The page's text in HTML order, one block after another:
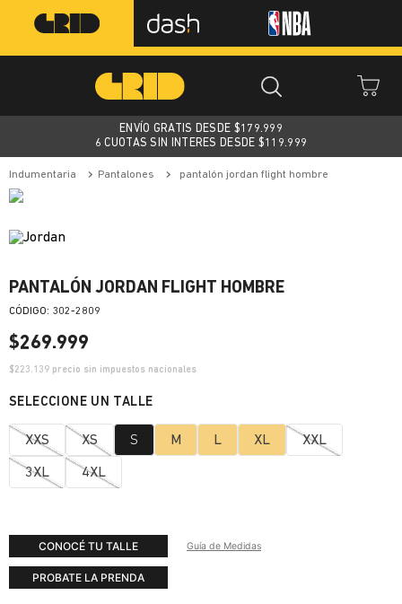
ENVÍO GRATIS DESDE $179.999
6 CUOTAS SIN INTERES DESDE $119.999
indumentaria pantalones pantalón jordan flight hombre
PANTALÓN JORDAN FLIGHT HOMBRE
: 302-2809
$269.999
$223.139 precio sin impuestos nacionales
XXS XS S M L XL XXL
3XL 4XL
CONOCÉ TU TALLE Guía de Medidas
PROBATE LA PRENDA